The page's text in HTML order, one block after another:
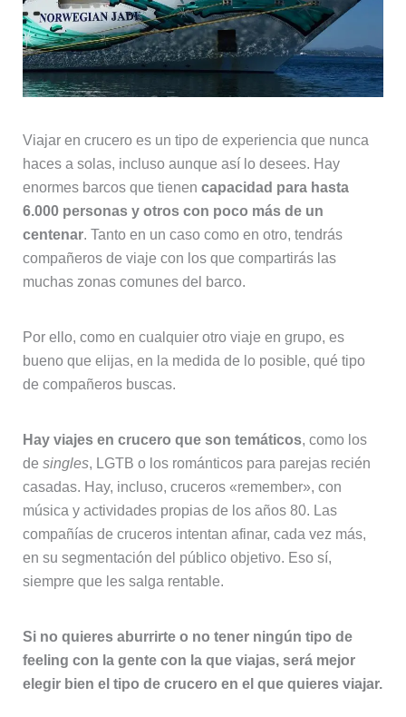
Viajar en crucero es un tipo de experiencia que nunca
haces a solas, incluso aunque así lo desees. Hay
enormes barcos que tienen capacidad para hasta
6.000 personas y otros con poco más de un
centenar. Tanto en un caso como en otro, tendrás
compañeros de viaje con los que compartirás las
muchas zonas comunes del barco.
Por ello, como en cualquier otro viaje en grupo, es
bueno que elijas, en la medida de lo posible, qué tipo
de compañeros buscas.
Hay viajes en crucero que son temáticos, como los
de singles, LGTB o los románticos para parejas recién
casadas. Hay, incluso, cruceros «remember», con
música y actividades propias de los años 80. Las
compañías de cruceros intentan afinar, cada vez más,
en su segmentación del público objetivo. Eso sí,
siempre que les salga rentable.
Si no quieres aburrirte o no tener ningún tipo de
feeling con la gente con la que viajas, será mejor
elegir bien el tipo de crucero en el que quieres viajar.